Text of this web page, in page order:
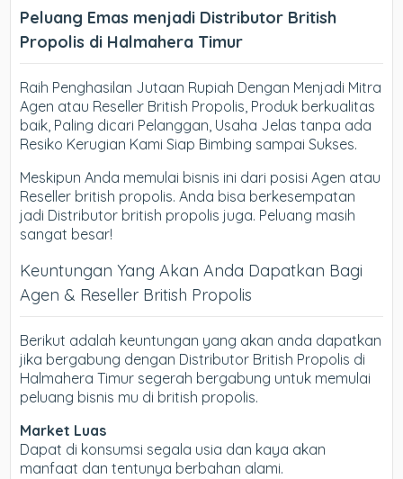
Peluang Emas menjadi Distributor British
Propolis di Halmahera Timur
Raih Penghasilan Jutaan Rupiah Dengan Menjadi Mitra
Agen atau Reseller British Propolis, Produk berkualitas
baik, Paling dicari Pelanggan, Usaha Jelas tanpa ada
Resiko Kerugian Kami Siap Bimbing sampai Sukses.
Meskipun Anda memulai bisnis ini dari posisi Agen atau
Reseller british propolis. Anda bisa berkesempatan
jadi Distributor british propolis juga. Peluang masih
sangat besar!
Keuntungan Yang Akan Anda Dapatkan Bagi
Agen & Reseller British Propolis
Berikut adalah keuntungan yang akan anda dapatkan
jika bergabung dengan Distributor British Propolis di
Halmahera Timur segerah bergabung untuk memulai
peluang bisnis mu di british propolis.
Market Luas
Dapat di konsumsi segala usia dan kaya akan
manfaat dan tentunya berbahan alami.